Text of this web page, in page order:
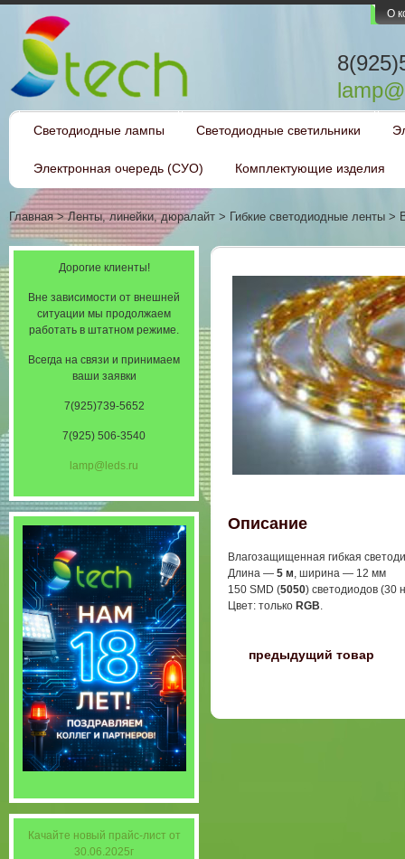
О
Светодиодные лампы Светодиодные светильники
Электронная очередь (СУО) Комплектующие изделия
Главная>Ленты, линейки, дюралайт > Гибкие светодиодные ленты >
Описание
Влагозащищенная гибкая
Длина — 5 м, ширина — 12 мм
150 SMD (5050) светодиодов (30
Цвет: только RGB.
предыдущий товар
Дорогие клиенты!
Вне зависимости от внешней
ситуации мы продолжаем
работать в штатном режиме.
Всегда на связи и принимаем
ваши заявки
7(925)739-5652
7(925) 506-3540
lamp@leds.ru
Качайте новый прайс-лист от
30.06.2025г